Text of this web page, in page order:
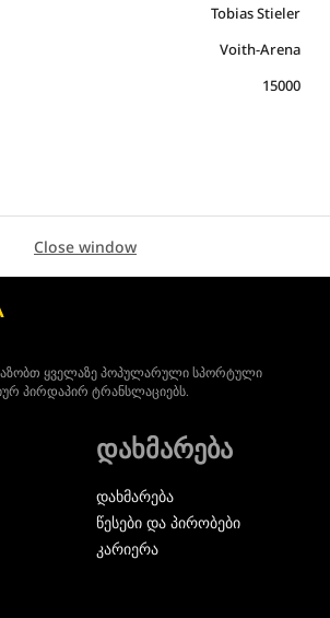
Tobias Stieler
Voith-Arena
15000
Close window
ყველაზე პოპულარული სპორტული
პირდაპირ ტრანსლაციებს.
დახმარება
დახმარება
წესები და პირობები
კარიერა